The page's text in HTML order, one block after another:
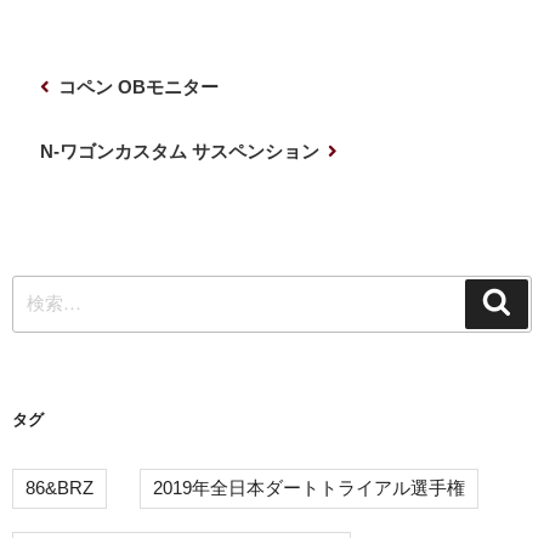
シ
ョ
コペン OBモニター
N-ワゴンカスタム サスペンション
索:
タグ
86&BRZ 2019年全日本ダートトライアル選手権